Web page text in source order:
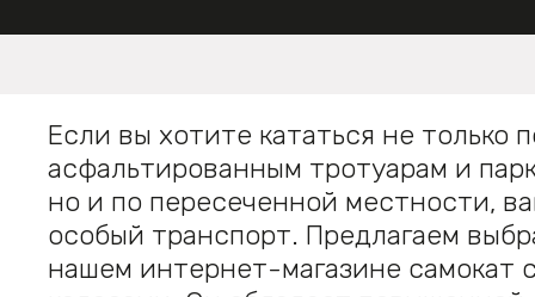
Если вы хотите кататься не только
асфальтированным тротуарам и
но и по пересеченной местности,
особый транспорт. Предлагаем
нашем интернет-магазине самокат